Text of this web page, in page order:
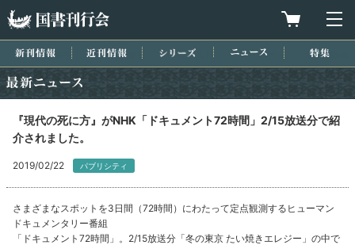
買物カゴを
新刊情報 近刊情報 シリーズ ニュース
『現代の死に方』がNHK「ドキュメント72時間」2/15放送分で紹
介されました。
2019/02/22 パブリシティ
さまざまなスポットを3日間（72時間）にわたって定点観測するヒューマン
ドキュメンタリー番組
「ドキュメント72時間」。2/15放送分「冬の東京 たい焼きエレジー」の中で